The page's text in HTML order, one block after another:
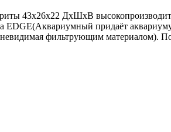
43х26х22 ДхШхВ
EDGE(Аквариумный придаёт
фильтрующим материалом).